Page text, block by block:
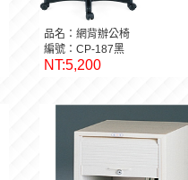
品名：網背辦公椅
編號：CP-187黑
NT:5,200